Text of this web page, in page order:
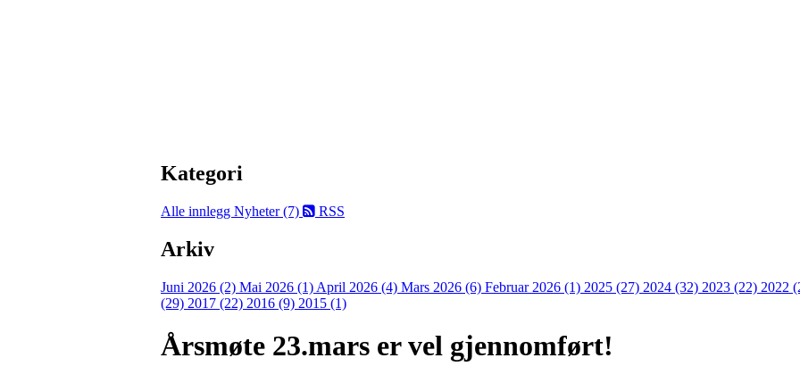
Kategori
Alle innlegg Nyheter (7) RSS
Arkiv
Juni 2026 (2) Mai 2026 (1) April 2026 (4) Mars 2026 (6) Februar 2026 (1) 2025 (27) 2024 (32) 2023 (22) 2022
(29) 2017 (22) 2016 (9) 2015 (1)
Årsmøte 23.mars er vel gjennomført!